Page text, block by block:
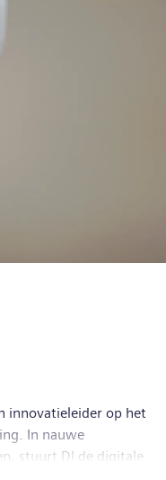
innovatieleider op het
In nauwe
stuurt DI de digitale